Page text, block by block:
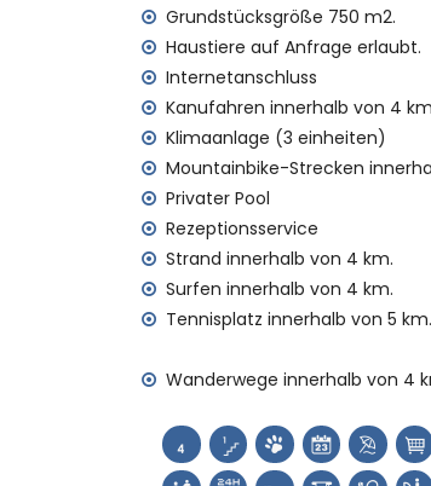
Internet (WiFi)
Staubsauger sowie
Bettwäsche und Handtücher
Luftheizung und
Einrichtungen und
Zusatzbett und Kinderbett/
Unterhaltungs- und
Bar (innerhalb von 5
Sehenswürdigkeiten und
Architektonisches
und Benitachell) (innerhalb
Museum (Pueblo Histórico,
(Castell de Teulada-
Moraira) (innerhalb von 10
Grundstücksgröße 750 m2.
Haustiere auf Anfrage erlaubt.
Internetanschluss
Kanufahren innerhalb von 4
Klimaanlage (3 einheiten)
Mountainbike-Strecken
Privater Pool
Rezeptionsservice
Strand innerhalb von 4 km.
Surfen innerhalb von 4 km.
Tennisplatz innerhalb von 5 km.
Wanderwege innerhalb von 4